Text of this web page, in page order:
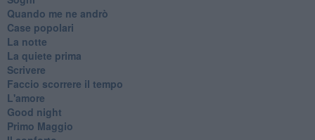
Quando me ne andrò
Case popolari
La notte
La quiete prima
Scrivere
Faccio scorrere il tempo
L'amore
Good night
Primo Maggio